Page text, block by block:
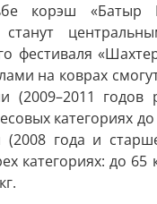
корэш «Батыр
станут
фестиваля
на коврах
годов
категориях
года и
категориях: до 65